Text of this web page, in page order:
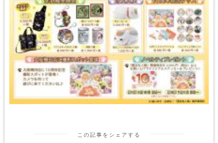
この記事をシェアする